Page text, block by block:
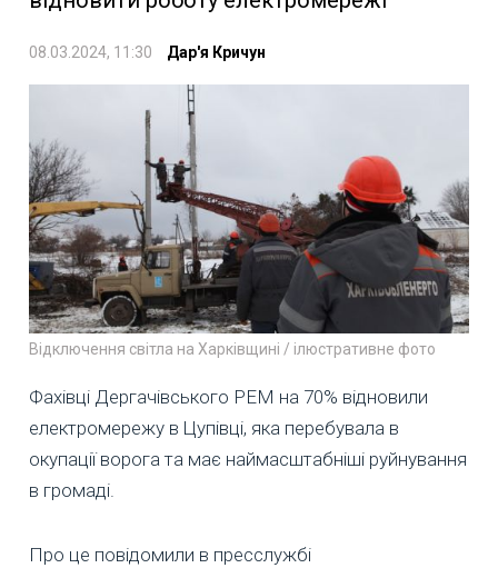
08.03.2024, 11:30 Дар'я Кричун
Відключення світла на Харківщині / ілюстративне фото
Фахівці Дергачівського РЕМ на 70% відновили
електромережу в Цупівці, яка перебувала в
окупації ворога та має наймасштабніші руйнування
в громаді.
Про це повідомили в пресслужбі